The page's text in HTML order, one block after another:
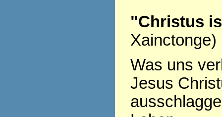
"Christus
Xainctonge)
Was uns
Jesus